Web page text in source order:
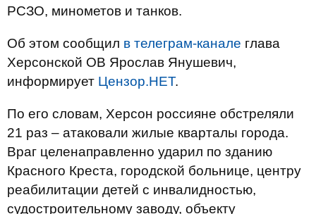
РСЗО, минометов и танков.
Об этом сообщил в телеграм-канале глава
Херсонской ОВ Ярослав Янушевич,
информирует Цензор.НЕТ.
По его словам, Херсон россияне обстреляли
21 раз – атаковали жилые кварталы города.
Враг целенаправленно ударил по зданию
Красного Креста, городской больнице, центру
реабилитации детей с инвалидностью,
судостроительному заводу, объекту